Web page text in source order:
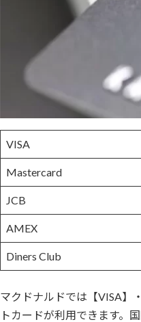
VISA
Mastercard
JCB
AMEX
Diners Club
マクドナルドでは【VISA】
トカードが利用できます。